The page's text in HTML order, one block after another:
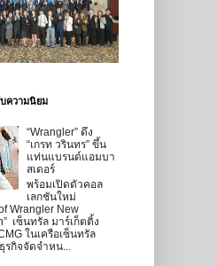
ความนิยม
“Wrangler” ดึง
“เกรท วรินทร” ขึ้น
แท่นแบรนด์แอมบา
สเดอร์
พร้อมเปิดตัวคอล
เลกชันใหม่
Wrangler New
เซ็นทรัล มาร์เก็ตติ้ง
ในเครือเซ็นทรัล
รกิจจัดจำหน...